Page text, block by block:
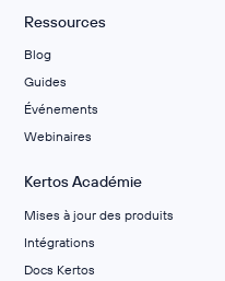
Ressources
Blog
Guides
Événements
Webinaires
Kertos Académie
Mises à jour des produits
Intégrations
Docs Kertos